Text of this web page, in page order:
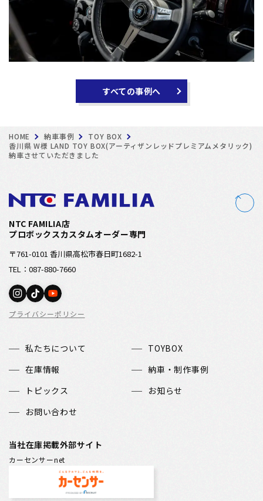
すべての事例へ
HOME 納車事例
TOY BOX
香川県 W様 LAND TOY BOX(アーティザンレッドプレミアムメタリック)
納車させていただきました
NTC FAMILIA店
プロボックスカスタムオーダー専門
〒761-0101 香川県高松市春日町1682-1
TEL：087-880-7660
プライバシーポリシー
私たちについて
TOYBOX
在庫情報
納車・制作事例
トピックス
お知らせ
お問い合わせ
当社在庫掲載外部サイト
カーセンサーnet